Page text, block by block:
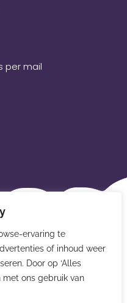
ervaring te
of inhoud weer
Door op ‘Alles
met ons gebruik van
per mail
kaarten 2026